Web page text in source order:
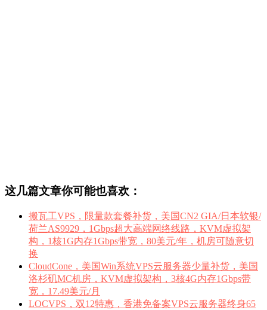
这几篇文章你可能也喜欢：
搬瓦工VPS，限量款套餐补货，美国CN2 GIA/日本软银/
荷兰AS9929，1Gbps超大高端网络线路，KVM虚拟架
构，1核1G内存1Gbps带宽，80美元/年，机房可随意切
换
CloudCone，美国Win系统VPS云服务器少量补货，美国
洛杉矶MC机房，KVM虚拟架构，3核4G内存1Gbps带
宽，17.49美元/月
LOCVPS，双12特惠，香港免备案VPS云服务器终身65